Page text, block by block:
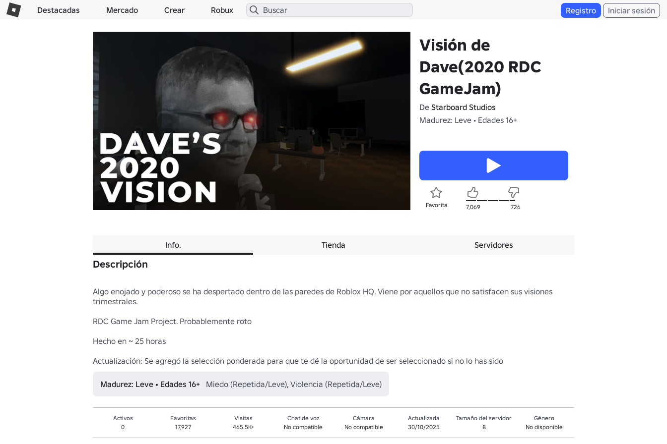
Destacadas Mercado Crear Robux Registro Iniciar sesión
Visión de
Dave(2020 RDC
GameJam)
De Starboard Studios
Madurez: Leve • Edades 16+
Favorita 7,069 726
Info. Tienda Servidores
Descripción
Algo enojado y poderoso se ha despertado dentro de las paredes de Roblox HQ. Viene por aquellos que no satisfacen sus visiones
trimestrales.
RDC Game Jam Project. Probablemente roto
Hecho en ~ 25 horas
Actualización: Se agregó la selección ponderada para que te dé la oportunidad de ser seleccionado si no lo has sido
Madurez: Leve • Edades 16+ Miedo (Repetida/Leve), Violencia (Repetida/Leve)
Activos
0
Favoritas
17,927
Visitas
465.5K+
Chat de voz
No compatible
Cámara
No compatible
Actualizada
30/10/2025
Tamaño del servidor
8
Género
No disponible